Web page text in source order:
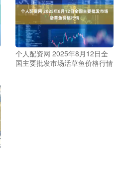
个人配资网 2025年8月12日全
国主要批发市场活草鱼价格行情